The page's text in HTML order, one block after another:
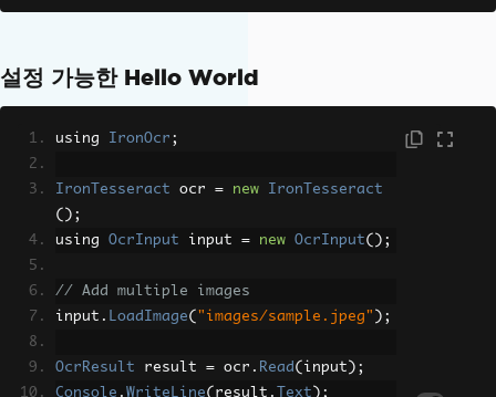
설정 가능한 Hello World
using IronOcr ;
IronTesseract ocr = new
IronTesseract
();
using OcrInput input = new OcrInput();
// Add multiple images
input . LoadImage( "images/sample.jpeg" );
OcrResult result = ocr . Read ( input );
Console . WriteLine( result . Text );